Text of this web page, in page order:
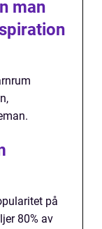
man
på
80% av